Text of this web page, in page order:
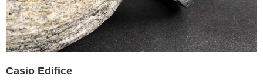
Casio Edifice